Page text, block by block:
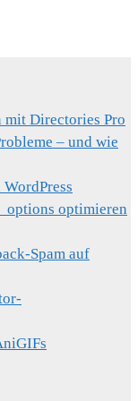
mit Directories Pro
– und wie
optimieren
Spam auf